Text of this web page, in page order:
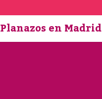
Planazos en Madrid